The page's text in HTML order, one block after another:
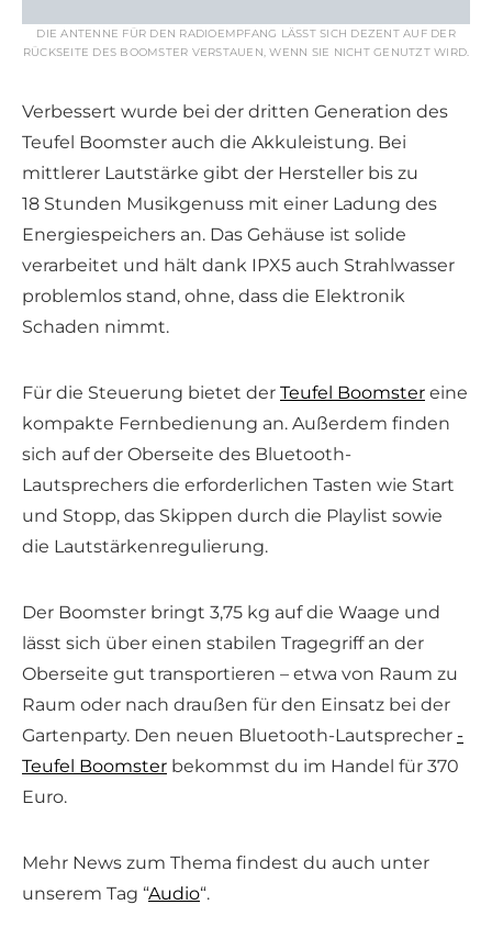
DIE ANTENNE FÜR DEN RADIO­EMPFANG LÄSST SICH DEZENT AUF DER
RÜCKSEITE DES BOOMSTER VERSTAUEN, WENN SIE NICHT GENUTZT WIRD.
Verbessert wurde bei der dritten Generation des
Teufel Boomster auch die Akkuleistung. Bei
mittlerer Lautstärke gibt der Hersteller bis zu
18 Stunden Musikgenuss mit einer Ladung des
Energiespeichers an. Das Gehäuse ist solide
verarbeitet und hält dank IPX5 auch Strahlwasser
problemlos stand, ohne, dass die Elektronik
Schaden nimmt.
Für die Steuerung bietet der ­Teufel Boomster eine
kompakte Fernbedienung an. Außerdem finden
sich auf der Oberseite des Bluetooth-
Lautsprechers die erforderlichen Tasten wie Start
und Stopp, das Skippen durch die Playlist sowie
die Lautstärkenregulierung.
Der Boomster bringt 3,75 kg auf die Waage und
lässt sich über einen stabilen Tragegriff an der
Oberseite gut transportieren – etwa von Raum zu
Raum oder nach draußen für den Einsatz bei der
Gartenparty. Den neuen Bluetooth-Lautsprecher ­
Teufel Boomster bekommst du im Handel für 370
Euro.
Mehr News zum Thema findest du auch unter
unserem Tag “Audio“.